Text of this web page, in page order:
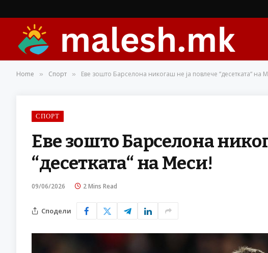
Home » Спорт » Еве зошто Барселона никогаш не ја повлече “десетката“ на
СПОРТ
Еве зошто Барселона
“десетката“ на Меси!
09/06/2026 2 Mins Read
Сподели